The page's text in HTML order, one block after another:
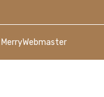
MerryWebmaster